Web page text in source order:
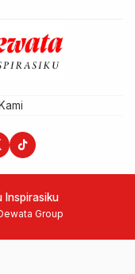
Inspirasiku
Group